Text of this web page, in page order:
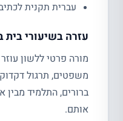
עברית תקנית
עזרה בשיעורי בית
מורה פרטי ללשון
משפטים, תרגול
ברורים, התלמיד
אותם.